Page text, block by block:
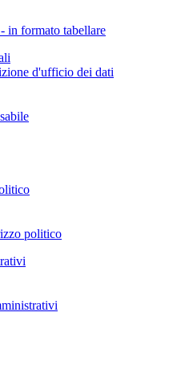
in formato tabellare
d'ufficio dei dati
politico